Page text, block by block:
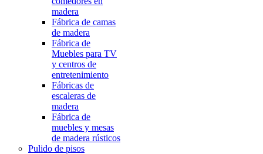
madera
Fábrica de camas
de madera
Fábrica de
Muebles para TV
y centros de
entretenimiento
Fábricas de
escaleras de
madera
Fábrica de
muebles y mesas
de madera rústicos
Pulido de pisos